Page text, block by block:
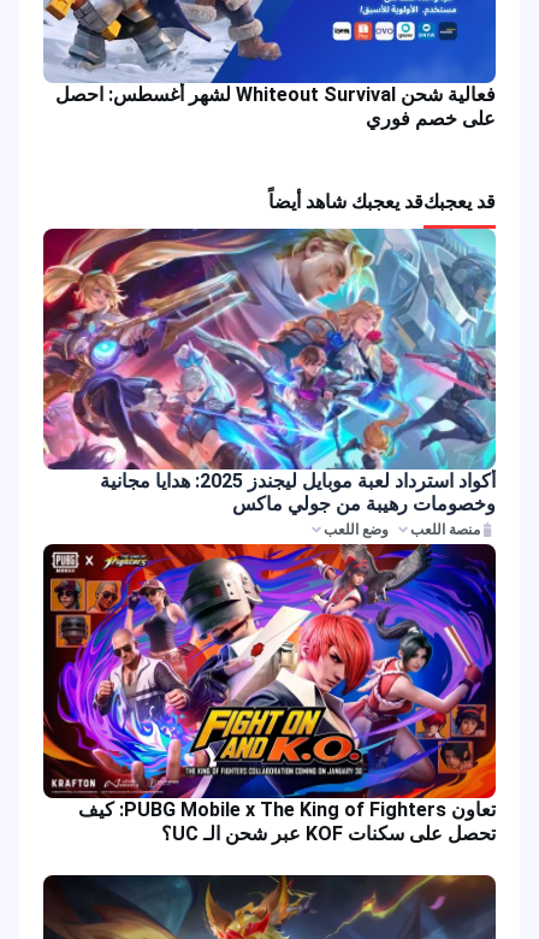
فعالية شحن Whiteout Survival لشهر أغسطس: احصل
على خصم فوري
قد يعجبكقد يعجبك شاهد أيضاً
أكواد استرداد لعبة موبايل ليجندز 2025: هدايا مجانية
وخصومات رهيبة من جولي ماكس
منصة اللعب وضع اللعب
تعاون PUBG Mobile x The King of Fighters: كيف
تحصل على سكنات KOF عبر شحن الـ UC؟